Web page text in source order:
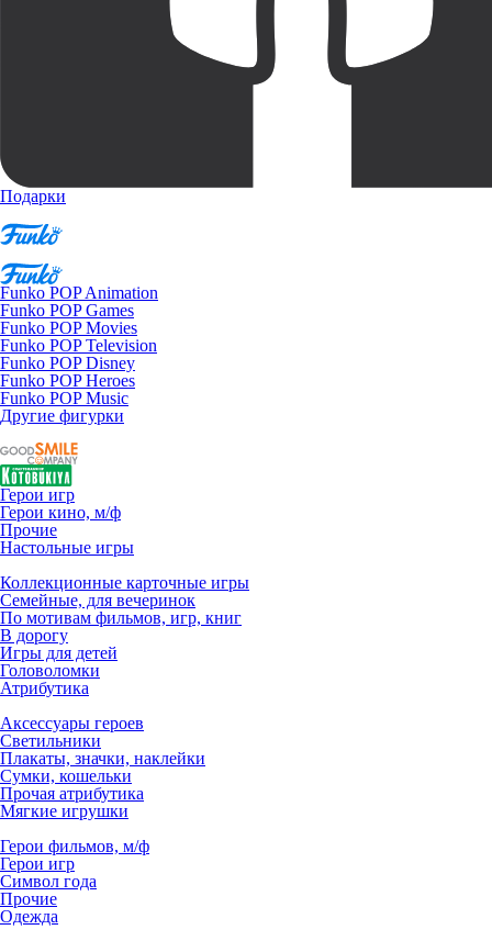
Подарки
Funko POP Animation
Funko POP Games
Funko POP Movies
Funko POP Television
Funko POP Disney
Funko POP Heroes
Funko POP Music
Другие фигурки
Герои игр
Герои кино, м/ф
Прочие
Настольные игры
Коллекционные карточные игры
Семейные, для вечеринок
По мотивам фильмов, игр, книг
В дорогу
Игры для детей
Головоломки
Атрибутика
Аксессуары героев
Светильники
Плакаты, значки, наклейки
Сумки, кошельки
Прочая атрибутика
Мягкие игрушки
Герои фильмов, м/ф
Герои игр
Символ года
Прочие
Одежда